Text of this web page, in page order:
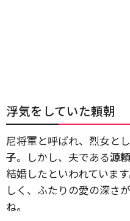
浮気をしていた頼朝
尼将軍と呼ばれ、烈女と
子。しかし、夫である源
結婚したといわれていま
しく、ふたりの愛の深さ
ね。